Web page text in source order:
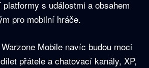
s událostmi a obsahem
pro mobilní hráče.
Mobile navíc budou moci
přátele a chatovací kanály, XP,